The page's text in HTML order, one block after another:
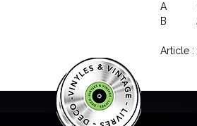
A
B
Article :